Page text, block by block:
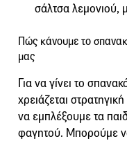
σάλτσα λεμονιού,
Πώς κάνουμε το
μας
Για να γίνει το
χρειάζεται
να εμπλέξουμε τα
φαγητού. Μπορούμε